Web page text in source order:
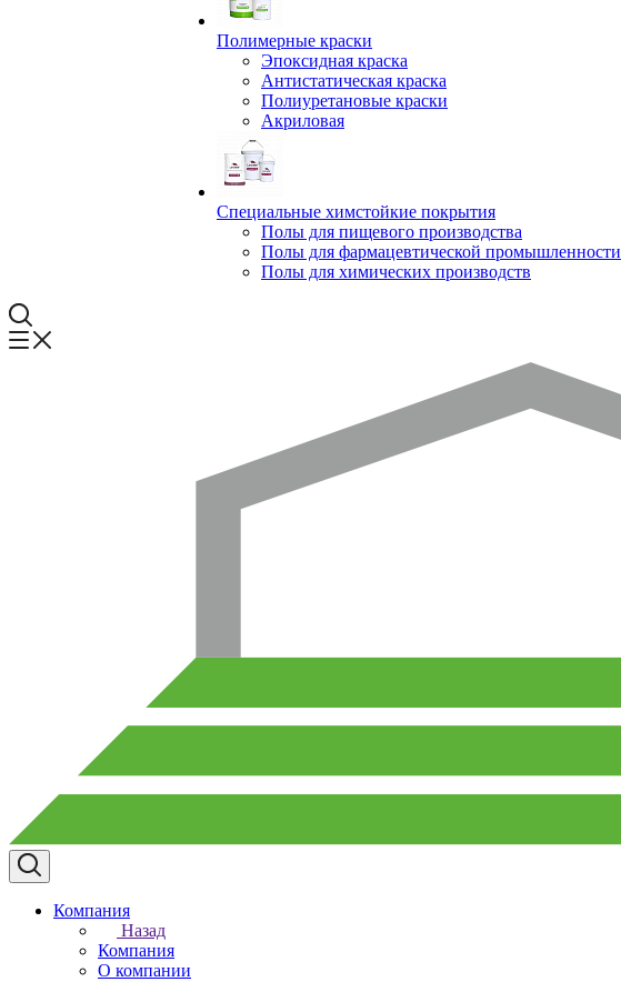
Полимерные краски
Эпоксидная краска
Антистатическая краска
Полиуретановые краски
Акриловая
Специальные химстойкие покрытия
Полы для пищевого производства
Полы для фармацевтической промышленности
Полы для химических производств
Компания
Назад
Компания
О компании